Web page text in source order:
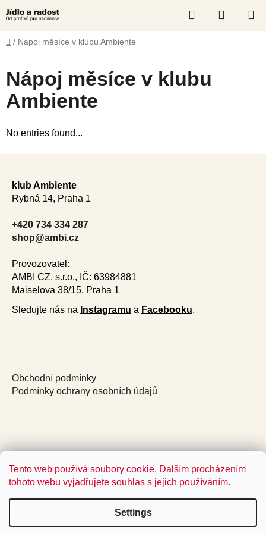
Tento web používá soubory cookie. Dalším procházením
tohoto webu vyjadřujete souhlas s jejich používáním.
Settings
to
content
Search
CART
Home
/ Nápoj měsíce v klubu Ambiente
Nápoj měsíce v klubu
Ambiente
No entries found...
klub Ambiente
Rybná 14, Praha 1
+420 734 334 287
shop@ambi.cz
Provozovatel:
AMBI CZ, s.r.o., IČ: 63984881
Maiselova 38/15, Praha 1
Sledujte nás na Instagramu a Facebooku.
Obchodní podmínky
Podmínky ochrany osobních údajů